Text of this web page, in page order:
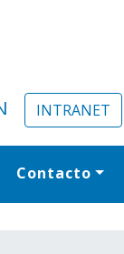
INTRANET
Contacto